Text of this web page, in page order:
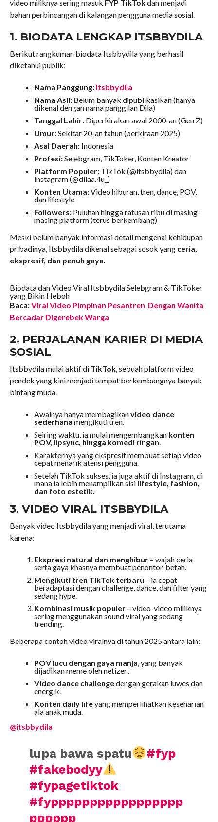
video miliknya sering masuk FYP TikTokdan menjadi
bahan perbincangan di kalangan pengguna media sosial.
1. BIODATA LENGKAP ITSBBYDILA
Berikut rangkuman biodata Itsbbydila yang berhasil
diketahui publik:
Nama Panggung: Itsbbydila
Nama Asli:Belum banyak dipublikasikan (hanya
dikenal dengan nama panggilan Dila)
Tanggal Lahir:Diperkirakan awal 2000-an (Gen Z)
Umur:Sekitar 20-an tahun (perkiraan 2025)
Asal Daerah:Indonesia
Profesi:Selebgram, TikToker, Konten Kreator
Platform Populer:TikTok (@itsbbydila) dan
Instagram (@dilaa.4u_)
Konten Utama:Video hiburan, tren, dance, POV,
dan lifestyle
Followers:Puluhan hingga ratusan ribu di masing-
masing platform (terus berkembang)
Meski belum banyak informasi detail mengenai kehidupan
pribadinya, Itsbbydila dikenal sebagai sosok yang ceria,
ekspresif, dan penuh gaya.
Biodata dan Video Viral Itsbbydila Selebgram & TikToker
yang Bikin Heboh
Baca:Viral Video Pimpinan Pesantren Dengan Wanita
Bercadar Digerebek Warga
2. PERJALANAN KARIER DI MEDIA
SOSIAL
Itsbbydila mulai aktif di TikTok, sebuah platform video
pendek yang kini menjadi tempat berkembangnya banyak
bintang muda.
Awalnya hanya membagikanvideo dance
sederhana mengikuti tren.
Seiring waktu, ia mulai mengembangkan konten
POV, lipsync, hingga komedi ringan.
Karakternya yang ekspresif membuat setiap video
cepat menarik atensi pengguna.
Setelah TikTok sukses, ia juga aktif di Instagram, di
mana ia lebih menampilkan sisi lifestyle, fashion,
dan foto estetik.
3. VIDEO VIRAL ITSBBYDILA
Banyak video Itsbbydila yang menjadi viral, terutama
karena:
Ekspresi natural dan menghibur– wajah ceria
serta gaya khasnya membuat penonton betah.
Mengikuti tren TikTok terbaru – ia cepat
beradaptasi dengan challenge, dance, dan filter yang
sedang hype.
Kombinasi musik populer– video-video miliknya
sering menggunakan sound viral yang sedang
trending.
Beberapa contoh video viralnya di tahun 2025 antara lain:
POV lucu dengan gaya manja, yang banyak
dijadikan meme oleh netizen.
Video dance challengedengan gerakan luwes dan
energik.
Konten daily lifeyang memperlihatkan keseharian
ala anak muda.
@itsbbydila
lupa bawa spatu
#fyp
#fakebodyy
#fypagetiktok
#fyppppppppppppppppp
pppppp